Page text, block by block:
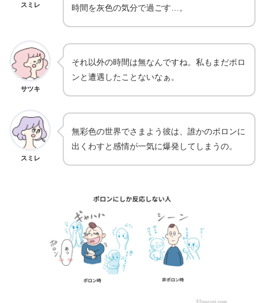
スミレ
時間を灰色の気分で過ごす…。
サツキ
それ以外の時間は無なんですね。私もまだポロ
ンと遭遇したことないなぁ。
スミレ
無彩色の世界でさまよう彼は、誰かのポロンに
出くわすと感情が一気に爆発してしまうの。